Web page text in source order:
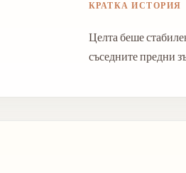
КРАТКА ИСТОРИЯ
Целта беше
съседните предни